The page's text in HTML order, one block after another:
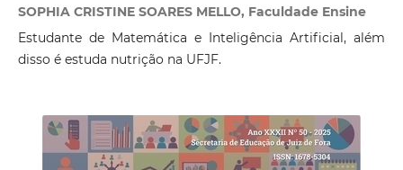
SOPHIA CRISTINE SOARES MELLO, Faculdade Ensine
Estudante de Matemática e Inteligência Artificial, além
disso é estuda nutrição na UFJF.